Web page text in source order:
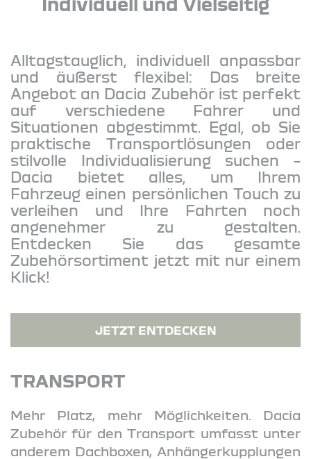
Alltagstauglich, individuell anpassbar
und äußerst flexibel: Das breite
Angebot an Dacia Zubehör ist perfekt
auf verschiedene Fahrer und
Situationen abgestimmt. Egal, ob Sie
praktische Transportlösungen oder
stilvolle Individualisierung suchen –
Dacia bietet alles, um Ihrem
Fahrzeug einen persönlichen Touch zu
verleihen und Ihre Fahrten noch
angenehmer zu gestalten.
Entdecken Sie das gesamte
Zubehörsortiment jetzt mit nur einem
Klick!
JETZT ENTDECKEN
TRANSPORT
Mehr Platz, mehr Möglichkeiten. Dacia
Zubehör für den Transport umfasst unter
anderem Dachboxen, Anhängerkupplungen